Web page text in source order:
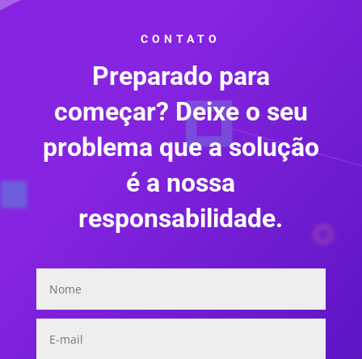
CONTATO
Preparado para
começar? Deixe o seu
problema que a solução
é a nossa
responsabilidade.